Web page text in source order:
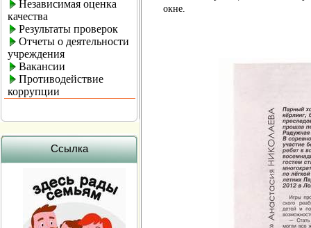
Независимая оценка
качества
Результаты проверок
Отчеты о деятельности
учреждения
Вакансии
Противодействие
коррупции
Ссылка
окне.